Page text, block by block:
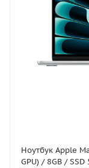
Ноутбук Apple MacBook Air 15
GPU) / 8GB /